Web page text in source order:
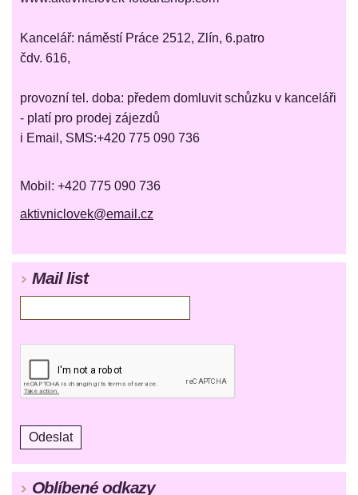
Kancelář: náměstí Práce 2512, Zlín, 6.patro
čdv. 616,
provozní tel. doba: předem domluvit schůzku v kanceláři
- platí pro prodej zájezdů
i Email, SMS:+420 775 090 736
Mobil: +420 775 090 736
aktivniclovek@email.cz
Mail list
Oblíbené odkazy